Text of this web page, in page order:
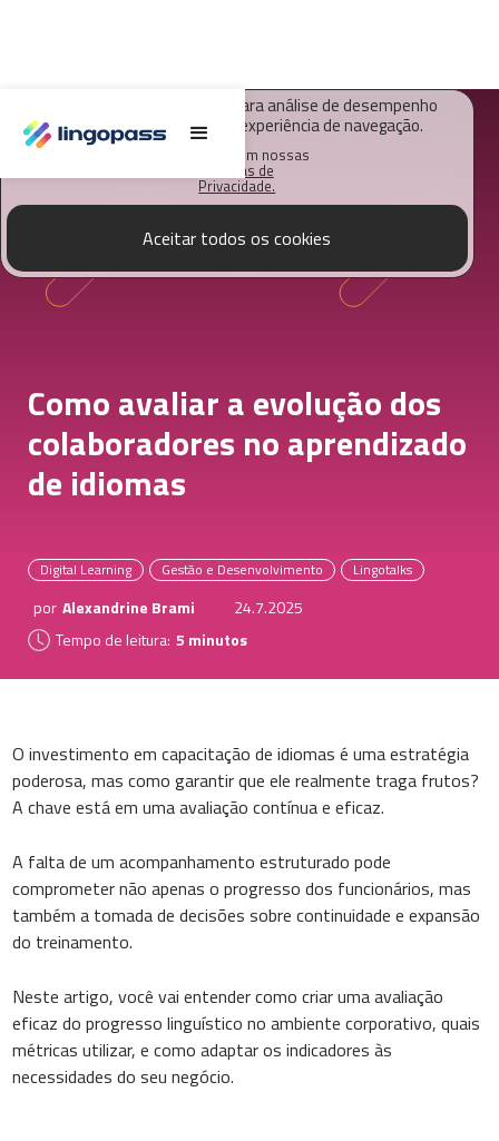
O Lingopass utiliza cookies para análise de desempenho
deste site e melhorar sua experiência de navegação.
Saiba mais em nossas
Políticas de
Privacidade.
Aceitar todos os cookies
Como avaliar a evolução dos
colaboradores no aprendizado
de idiomas
Digital Learning Gestão e Desenvolvimento Lingotalks
por Alexandrine Brami
24.7.2025
Tempo de leitura: 5 minutos
O investimento em capacitação de idiomas é uma estratégia
poderosa, mas como garantir que ele realmente traga frutos?
A chave está em uma avaliação contínua e eficaz.
A falta de um acompanhamento estruturado pode
comprometer não apenas o progresso dos funcionários, mas
também a tomada de decisões sobre continuidade e expansão
do treinamento.
Neste artigo, você vai entender como criar uma avaliação
eficaz do progresso linguístico no ambiente corporativo, quais
métricas utilizar, e como adaptar os indicadores às
necessidades do seu negócio.